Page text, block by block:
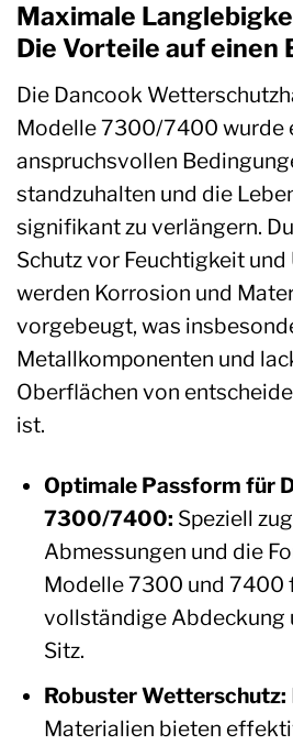
Maximale
Die Vorteile auf einen
Die Dancook
Modelle 7300/7400 wurde
anspruchsvollen
standzuhalten und die
signifikant zu verlängern.
Schutz vor Feuchtigkeit und
werden Korrosion und
vorgebeugt, was
Metallkomponenten und
Oberflächen von
ist.
Optimale Passform für
7300/7400: Speziell
Abmessungen und die
Modelle 7300 und 7400
vollständige Abdeckung
Sitz.
Robuster Wetterschutz:
Materialien bieten